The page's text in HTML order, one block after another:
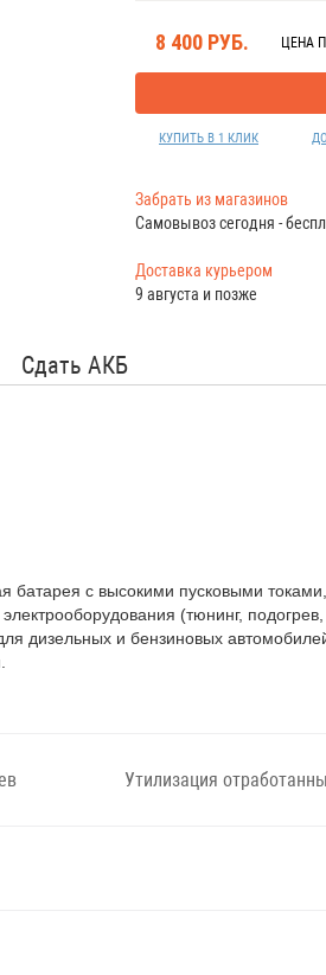
8 400 РУБ. ЦЕНА
КУПИТЬ В 1 КЛИК
Забрать из магазинов
Самовывоз сегодня -
Доставка курьером
9 августа и позже
Сдать АКБ
с высокими пусковыми
(тюнинг,
дизельных и бензиновых
Утилизация